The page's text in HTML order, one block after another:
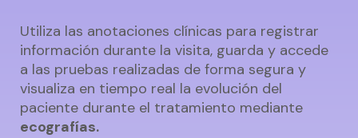
Utiliza las anotaciones clínicas para registrar
información durante la visita, guarda y accede
a las pruebas realizadas de forma segura y
visualiza en tiempo real la evolución del
paciente durante el tratamiento mediante
ecografías.